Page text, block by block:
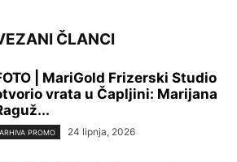
ČLANCI
| MariGold Frizerski Studio
vrata u Čapljini: Marijana
ARHIVA PROMO 24 lipnja, 2026